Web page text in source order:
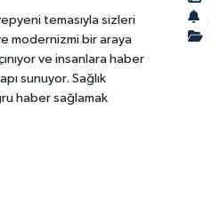
temasıyla sizleri
modernizmi bir araya
ve insanlara haber
sunuyor. Sağlık
haber sağlamak